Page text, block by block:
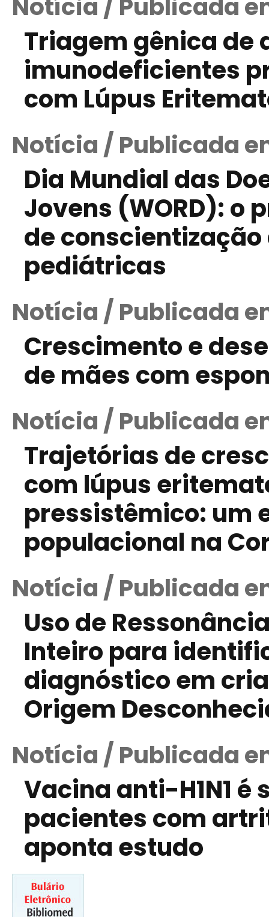
Notícia / Publicada
Triagem gênica de
imunodeficientes
com Lúpus
Notícia / Publicada
Dia Mundial das
Jovens (WORD): o
de
pediátricas
Notícia / Publicada
Crescimento e
de mães com
Notícia / Publicada
Trajetórias de
com lúpus
pressistêmico: um
populacional na
Notícia / Publicada
Uso de
Inteiro para
diagnóstico em
Origem
Notícia / Publicada
Vacina anti-H1N1 é
pacientes com
aponta estudo